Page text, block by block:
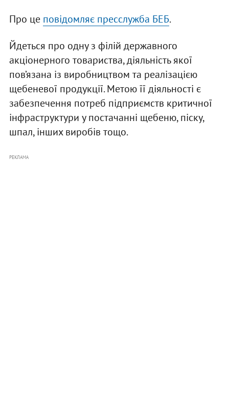
Про це повідомляє пресслужба БЕБ.
Йдеться про одну з філій державного
акціонерного товариства, діяльність якої
пов’язана із виробництвом та реалізацією
щебеневої продукції. Метою її діяльності є
забезпечення потреб підприємств критичної
інфраструктури у постачанні щебеню, піску,
шпал, інших виробів тощо.
РЕКЛАМА